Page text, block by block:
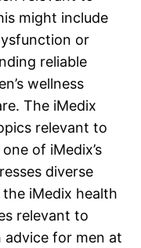
might include
or
reliable
wellness
The iMedix
relevant to
of iMedix’s
diverse
iMedix health
relevant to
advice for men at